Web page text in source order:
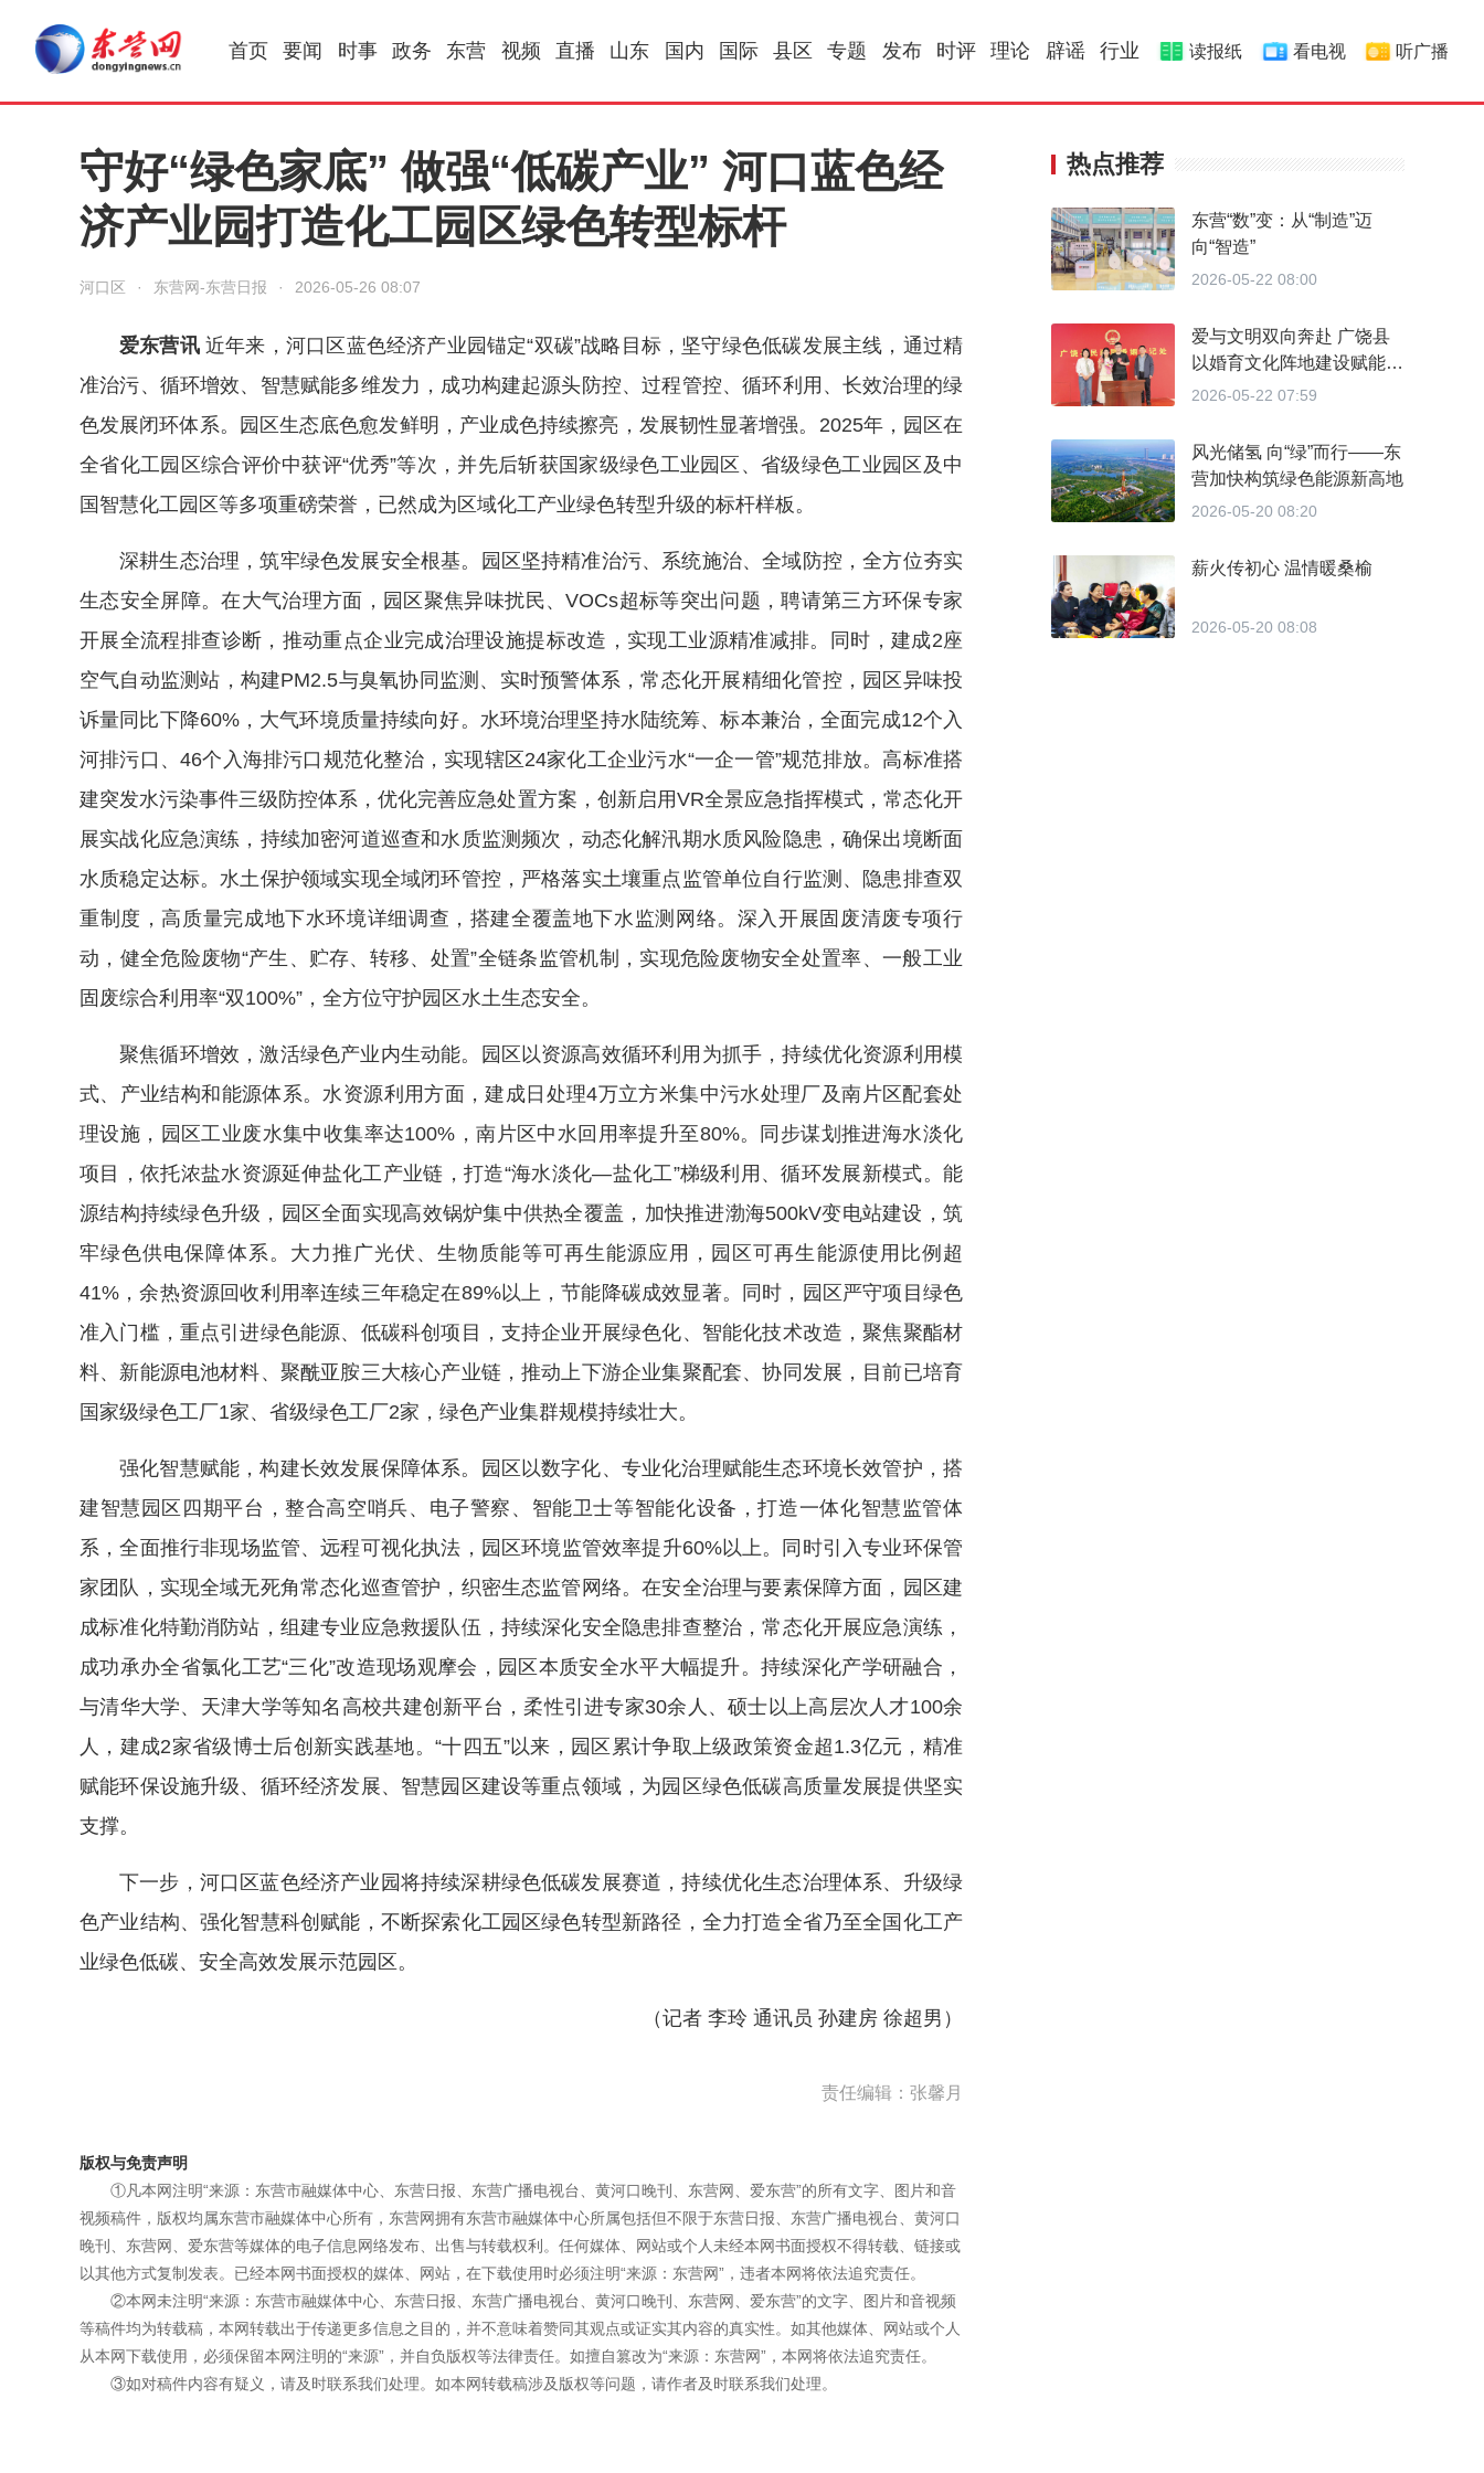
首页 要闻 时事 政务 东营 视频 直播 山东 国内 国际 县区 专题 发布 时评 理论 辟谣 行业 读报纸 看电视 听广播
守好“绿色家底” 做强“低碳产业” 河口蓝色经
济产业园打造化工园区绿色转型标杆
河口区 · 东营网-东营日报 · 2026-05-26 08:07
爱东营讯近年来，河口区蓝色经济产业园锚定“双碳”战略目标，坚守绿色低碳发展主线，通过精
准治污、循环增效、智慧赋能多维发力，成功构建起源头防控、过程管控、循环利用、长效治理的绿
色发展闭环体系。园区生态底色愈发鲜明，产业成色持续擦亮，发展韧性显著增强。2025年，园区在
全省化工园区综合评价中获评“优秀”等次，并先后斩获国家级绿色工业园区、省级绿色工业园区及中
国智慧化工园区等多项重磅荣誉，已然成为区域化工产业绿色转型升级的标杆样板。
深耕生态治理，筑牢绿色发展安全根基。园区坚持精准治污、系统施治、全域防控，全方位夯实
生态安全屏障。在大气治理方面，园区聚焦异味扰民、VOCs超标等突出问题，聘请第三方环保专家
开展全流程排查诊断，推动重点企业完成治理设施提标改造，实现工业源精准减排。同时，建成2座
空气自动监测站，构建PM2.5与臭氧协同监测、实时预警体系，常态化开展精细化管控，园区异味投
诉量同比下降60%，大气环境质量持续向好。水环境治理坚持水陆统筹、标本兼治，全面完成12个入
河排污口、46个入海排污口规范化整治，实现辖区24家化工企业污水“一企一管”规范排放。高标准搭
建突发水污染事件三级防控体系，优化完善应急处置方案，创新启用VR全景应急指挥模式，常态化开
展实战化应急演练，持续加密河道巡查和水质监测频次，动态化解汛期水质风险隐患，确保出境断面
水质稳定达标。水土保护领域实现全域闭环管控，严格落实土壤重点监管单位自行监测、隐患排查双
重制度，高质量完成地下水环境详细调查，搭建全覆盖地下水监测网络。深入开展固废清废专项行
动，健全危险废物“产生、贮存、转移、处置”全链条监管机制，实现危险废物安全处置率、一般工业
固废综合利用率“双100%”，全方位守护园区水土生态安全。
聚焦循环增效，激活绿色产业内生动能。园区以资源高效循环利用为抓手，持续优化资源利用模
式、产业结构和能源体系。水资源利用方面，建成日处理4万立方米集中污水处理厂及南片区配套处
理设施，园区工业废水集中收集率达100%，南片区中水回用率提升至80%。同步谋划推进海水淡化
项目，依托浓盐水资源延伸盐化工产业链，打造“海水淡化—盐化工”梯级利用、循环发展新模式。能
源结构持续绿色升级，园区全面实现高效锅炉集中供热全覆盖，加快推进渤海500kV变电站建设，筑
牢绿色供电保障体系。大力推广光伏、生物质能等可再生能源应用，园区可再生能源使用比例超
41%，余热资源回收利用率连续三年稳定在89%以上，节能降碳成效显著。同时，园区严守项目绿色
准入门槛，重点引进绿色能源、低碳科创项目，支持企业开展绿色化、智能化技术改造，聚焦聚酯材
料、新能源电池材料、聚酰亚胺三大核心产业链，推动上下游企业集聚配套、协同发展，目前已培育
国家级绿色工厂1家、省级绿色工厂2家，绿色产业集群规模持续壮大。
强化智慧赋能，构建长效发展保障体系。园区以数字化、专业化治理赋能生态环境长效管护，搭
建智慧园区四期平台，整合高空哨兵、电子警察、智能卫士等智能化设备，打造一体化智慧监管体
系，全面推行非现场监管、远程可视化执法，园区环境监管效率提升60%以上。同时引入专业环保管
家团队，实现全域无死角常态化巡查管护，织密生态监管网络。在安全治理与要素保障方面，园区建
成标准化特勤消防站，组建专业应急救援队伍，持续深化安全隐患排查整治，常态化开展应急演练，
成功承办全省氯化工艺“三化”改造现场观摩会，园区本质安全水平大幅提升。持续深化产学研融合，
与清华大学、天津大学等知名高校共建创新平台，柔性引进专家30余人、硕士以上高层次人才100余
人，建成2家省级博士后创新实践基地。“十四五”以来，园区累计争取上级政策资金超1.3亿元，精准
赋能环保设施升级、循环经济发展、智慧园区建设等重点领域，为园区绿色低碳高质量发展提供坚实
支撑。
下一步，河口区蓝色经济产业园将持续深耕绿色低碳发展赛道，持续优化生态治理体系、升级绿
色产业结构、强化智慧科创赋能，不断探索化工园区绿色转型新路径，全力打造全省乃至全国化工产
业绿色低碳、安全高效发展示范园区。
（记者 李玲 通讯员 孙建房 徐超男）
责任编辑：张馨月
版权与免责声明
①凡本网注明“来源：东营市融媒体中心、东营日报、东营广播电视台、黄河口晚刊、东营网、爱东营”的所有文字、图片和音
视频稿件，版权均属东营市融媒体中心所有，东营网拥有东营市融媒体中心所属包括但不限于东营日报、东营广播电视台、黄河口
晚刊、东营网、爱东营等媒体的电子信息网络发布、出售与转载权利。任何媒体、网站或个人未经本网书面授权不得转载、链接或
以其他方式复制发表。已经本网书面授权的媒体、网站，在下载使用时必须注明“来源：东营网”，违者本网将依法追究责任。
②本网未注明“来源：东营市融媒体中心、东营日报、东营广播电视台、黄河口晚刊、东营网、爱东营”的文字、图片和音视频
等稿件均为转载稿，本网转载出于传递更多信息之目的，并不意味着赞同其观点或证实其内容的真实性。如其他媒体、网站或个人
从本网下载使用，必须保留本网注明的“来源”，并自负版权等法律责任。如擅自篡改为“来源：东营网”，本网将依法追究责任。
③如对稿件内容有疑义，请及时联系我们处理。如本网转载稿涉及版权等问题，请作者及时联系我们处理。
热点推荐
东营“数”变：从“制造”迈
向“智造”
2026-05-22 08:00
爱与文明双向奔赴 广饶县
以婚育文化阵地建设赋能婚
育新风
2026-05-22 07:59
风光储氢 向“绿”而行——东
营加快构筑绿色能源新高地
2026-05-20 08:20
薪火传初心 温情暖桑榆
2026-05-20 08:08